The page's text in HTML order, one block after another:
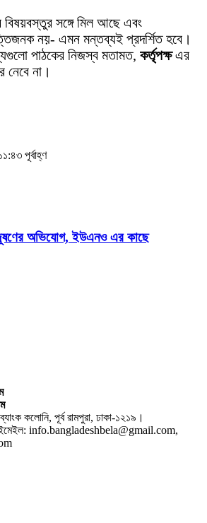
বিষয়বস্তুর সঙ্গে মিল আছে এবং
নয়- এমন মন্তব্যই প্রদর্শিত হবে।
পাঠকের নিজস্ব মতামত, কর্তৃপক্ষএর
নেবে না।
পূর্বাহ্ণ
অভিযোগ, ইউএনও এর কাছে
কলোনি, পূর্ব রামপুরা, ঢাকা-১২১৯।
info.bangladeshbela@gmail.com,